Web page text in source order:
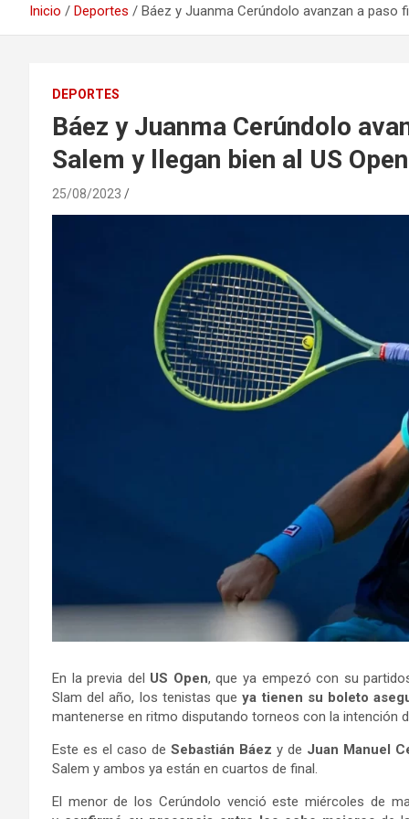
Inicio Deportes Báez y Juanma Cerúndolo avanzan a paso
DEPORTES
Báez y Juanma Cerúndolo
Salem y llegan bien al US Open
25/08/2023
En la previa del US Open, que ya empezó con su
Slam del año, los tenistas queya tienen su boleto
mantenerse en ritmo disputando torneos con la intención
Este es el caso deSebastián Báez y de Juan Manuel
Salem y ambos ya están en cuartos de final.
El menor de los Cerúndolo venció este miércoles de